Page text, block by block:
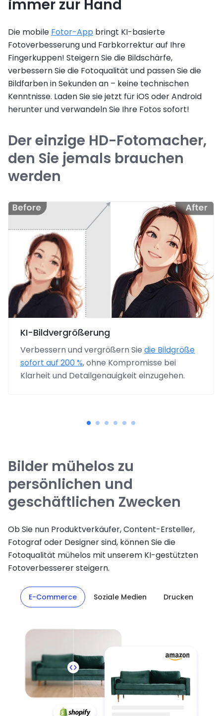
immer zur Hand
Die mobile Fotor-App bringt KI-basierte
Fotoverbesserung und Farbkorrektur auf Ihre
Fingerkuppen! Steigern Sie die Bildschärfe,
verbessern Sie die Fotoqualität und passen Sie die
Bildfarben in Sekunden an – keine technischen
Kenntnisse. Laden Sie sie jetzt für iOS oder Android
herunter und verwandeln Sie Ihre Fotos sofort!
Der einzige HD-Fotomacher,
den Sie jemals brauchen
werden
KI-Bildvergrößerung
Verbessern und vergrößern Sie die Bildgröße
sofort auf 200 %, ohne Kompromisse bei
Klarheit und Detailgenauigkeit einzugehen.
Bilder mühelos zu
persönlichen und
geschäftlichen Zwecken
Ob Sie nun Produktverkäufer, Content-Ersteller,
Fotograf oder Designer sind, können Sie die
Fotoqualität mühelos mit unserem KI-gestützten
Fotoverbesserer steigern.
E-Commerce Soziale Medien Drucken